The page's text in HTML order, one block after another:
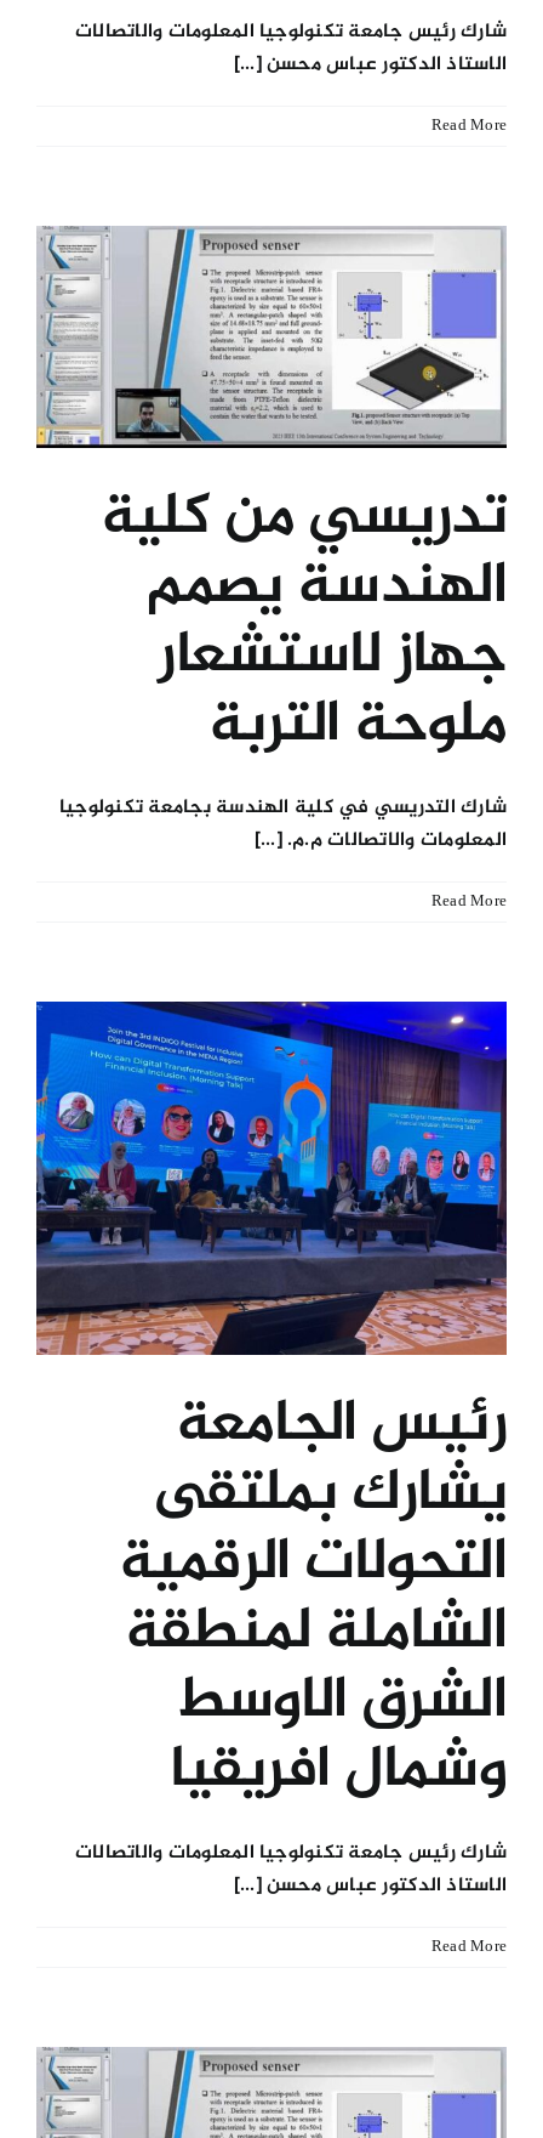
شارك رئيس جامعة تكنولوجيا المعلومات والاتصالات
الاستاذ الدكتور عباس محسن [...]
Read More
تدريسي من كلية
الهندسة يصمم
جهاز لاستشعار
ملوحة التربة
شارك التدريسي في كلية الهندسة بجامعة تكنولوجيا
المعلومات والاتصالات م.م. [...]
Read More
رئيس الجامعة
يشارك بملتقى
التحولات الرقمية
الشاملة لمنطقة
الشرق الاوسط
وشمال افريقيا
شارك رئيس جامعة تكنولوجيا المعلومات والاتصالات
الاستاذ الدكتور عباس محسن [...]
Read More